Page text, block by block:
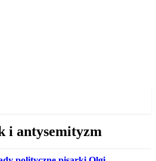
i antysemityzm